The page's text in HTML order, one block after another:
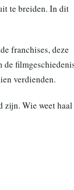
te breiden. In dit
franchises, deze
de
verdienden.
zijn. Wie weet haal